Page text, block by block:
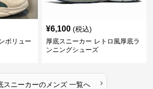
ボリュー
¥6,100 (税込)
厚底スニーカー レトロ風厚底ラ
ンニングシューズ
スニーカーのメンズ 一覧へ ›